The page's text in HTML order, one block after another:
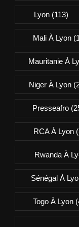
Lyon(113)
Mali À Lyon
Mauritanie À
Niger À Lyon
Presseafro
RCA À Lyon
Rwanda À
Sénégal À
Togo À Lyon